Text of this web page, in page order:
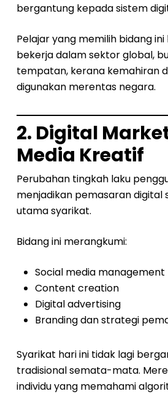
bergantung kepada sistem
Pelajar yang memilih bidang
bekerja dalam sektor global,
tempatan, kerana kemahiran
digunakan merentas negara.
2. Digital
Media Kreatif
Perubahan tingkah laku
menjadikan pemasaran digital
utama syarikat.
Bidang ini merangkumi:
Social media management
Content creation
Digital advertising
Branding dan strategi
Syarikat hari ini tidak lagi
tradisional semata-mata.
individu yang memahami